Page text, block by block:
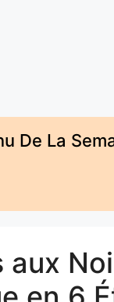
De La
aux